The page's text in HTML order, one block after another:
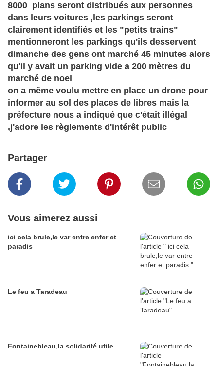
8000 plans seront distribués aux personnes
dans leurs voitures ,les parkings seront
clairement identifiés et les "petits trains"
mentionneront les parkings qu'ils desservent
dimanche des gens ont marché 45 minutes alors
qu'il y avait un parking vide a 200 mètres du
marché de noel
on a même voulu mettre en place un drone pour
informer au sol des places de libres mais la
préfecture nous a indiqué que c'était illégal
,j'adore les règlements d'intérêt public
Partager
Vous aimerez aussi
ici cela brule,le var entre enfer et
paradis
Le feu a Taradeau
Fontainebleau,la solidarité utile